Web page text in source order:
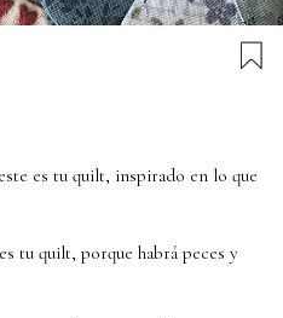
es tu quilt, inspirado en lo que
tu quilt, porque habrá peces y